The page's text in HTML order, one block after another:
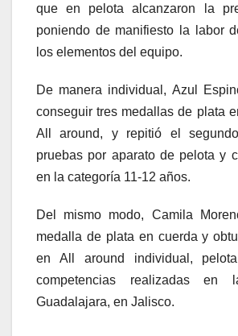
que en pelota alcanzaron la
poniendo de manifiesto la labor
los elementos del equipo.
De manera individual, Azul
conseguir tres medallas de plata
All around, y repitió el
pruebas por aparato de pelota y
en la categoría 11-12 años.
Del mismo modo, Camila
medalla de plata en cuerda y
en All around individual,
competencias realizadas en
Guadalajara, en Jalisco.